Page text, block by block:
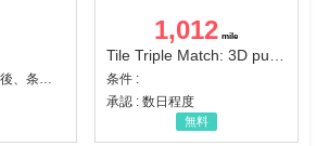
条件 : インストール後、条件達成
1,012
Tile Triple Match: 3D puzzle
条件 :
承認 : 数日程度
無料